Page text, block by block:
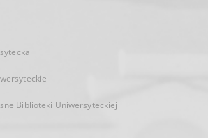
Biblioteki Uniwersyteckiej